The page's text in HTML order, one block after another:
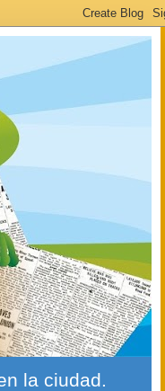
la ciudad.